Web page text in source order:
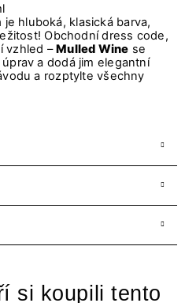
je hluboká, klasická barva,
Obchodní dress code,
vzhled –Mulled Wine se
a dodá jim elegantní
a rozptylte všechny
si koupili tento